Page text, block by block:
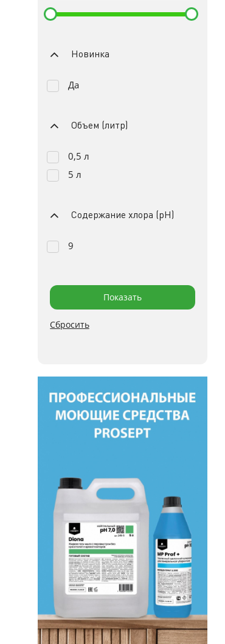
Новинка
Да
Объем (литр)
0,5 л
5 л
Содержание хлора (pH)
9